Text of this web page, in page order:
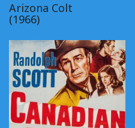
Arizona Colt
(1966)